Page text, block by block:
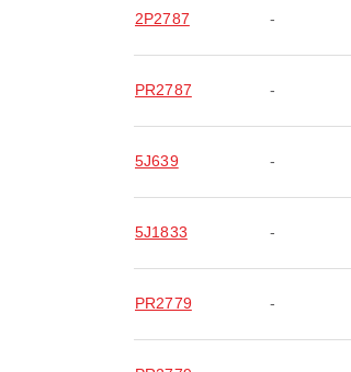
2P2787 -
PR2787 -
5J639 -
5J1833 -
PR2779 -